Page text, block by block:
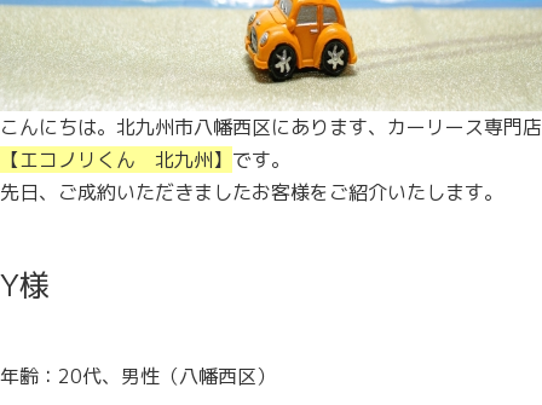
こんにちは。北九州市八幡西区にあります、カーリース専門店
【エコノリくん 北九州】 です。
先日、ご成約いただきましたお客様をご紹介いたします。
Y様
年齢：20代、男性（八幡西区）